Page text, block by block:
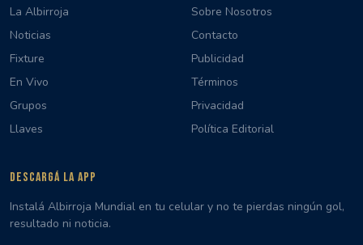
La Albirroja
Noticias
Fixture
En Vivo
Grupos
Llaves
Sobre Nosotros
Contacto
Publicidad
Términos
Privacidad
Política Editorial
DESCARGÁ LA APP
Instalá Albirroja Mundial en tu celular y no te pierdas ningún gol,
resultado ni noticia.